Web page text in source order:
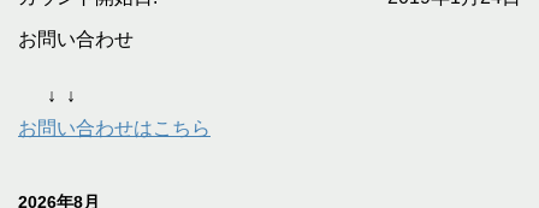
お問い合わせ
↓
↓
お問い合わせはこちら
2026年8月